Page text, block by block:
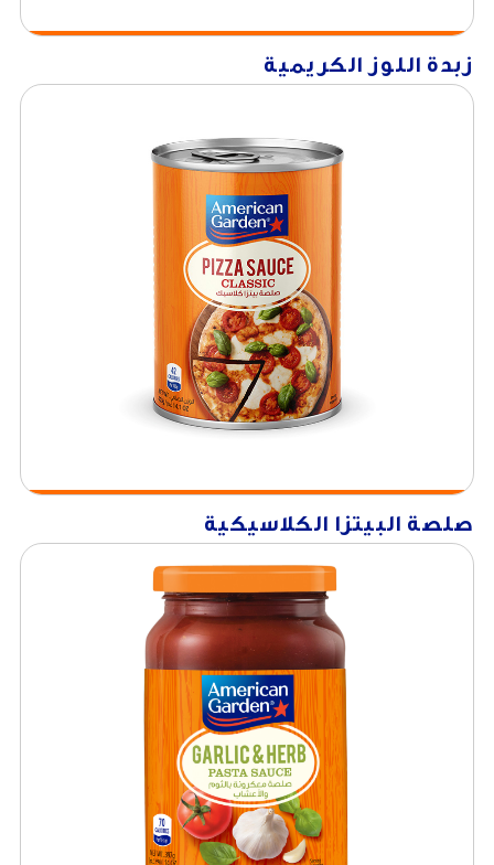
زبدة اللوز الكريمية
صلصة البيتزا الكلاسيكية